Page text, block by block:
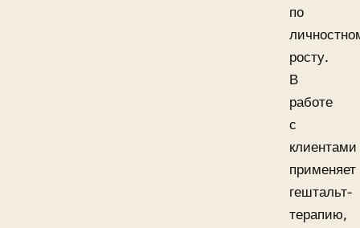
по
росту.
В
работе
с
клиентами
применяет
гештальт-
терапию,